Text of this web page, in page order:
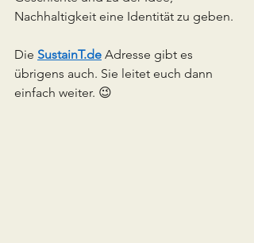
Nachhaltigkeit eine Identität zu geben.
Die SustainT.de Adresse gibt es
übrigens auch. Sie leitet euch dann
einfach weiter. 😉